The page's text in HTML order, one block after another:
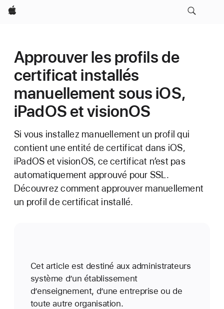
Apple
Approuver les profils de
certificat installés
manuellement sous iOS,
iPadOS et visionOS
Si vous installez manuellement un profil qui
contient une entité de certificat dans iOS,
iPadOS et visionOS, ce certificat n’est pas
automatiquement approuvé pour SSL.
Découvrez comment approuver manuellement
un profil de certificat installé.
Cet article est destiné aux administrateurs
système d’un établissement
d’enseignement, d’une entreprise ou de
toute autre organisation.